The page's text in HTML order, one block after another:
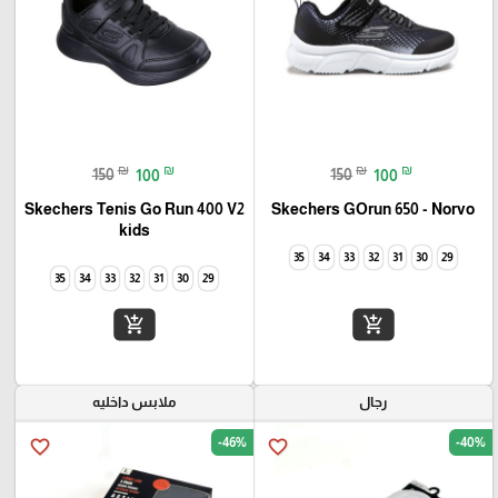
150 ₪ 100 ₪
Skechers GOrun 650 - Norvo
29
30
31
32
33
34
35
add_shopping_cart
150 ₪ 100 ₪
Skechers Tenis Go Run 400 V2
kids
29
30
31
32
33
34
35
add_shopping_cart
رجال
favorite_border -40%
ملابس داخليه
favorite_border -46%